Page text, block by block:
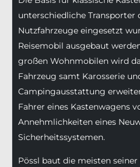
unterschiedliche Transporter
Nutzfahrzeuge eingesetzt
Reisemobil ausgebaut
großen Wohnmobilen wird
Fahrzeug samt Karosserie
Campingausstattung
Fahrer eines Kastenwagens
Annehmlichkeiten eines
Sicherheitssystemen.
Pössl baut die meisten